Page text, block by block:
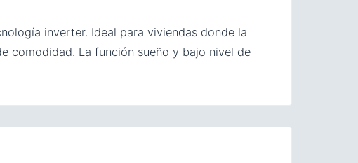
inverter. Ideal para viviendas donde la
comodidad. La función sueño y bajo nivel de